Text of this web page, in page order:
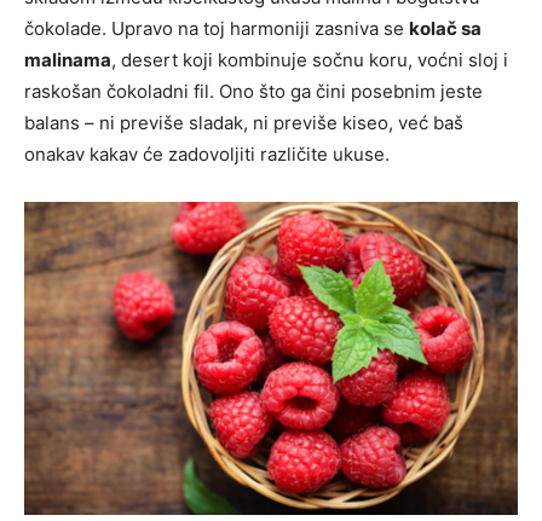
čokolade. Upravo na toj harmoniji zasniva se kolač sa
malinama, desert koji kombinuje sočnu koru, voćni sloj i
raskošan čokoladni fil. Ono što ga čini posebnim jeste
balans – ni previše sladak, ni previše kiseo, već baš
onakav kakav će zadovoljiti različite ukuse.